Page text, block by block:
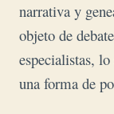
narrativa y
objeto de
especialistas,
una forma de